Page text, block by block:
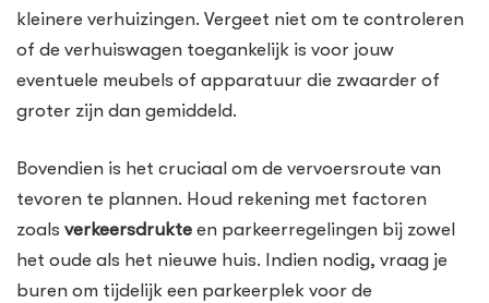
kleinere verhuizingen. Vergeet niet om te controleren
of de verhuiswagen toegankelijk is voor jouw
eventuele meubels of apparatuur die zwaarder of
groter zijn dan gemiddeld.
Bovendien is het cruciaal om de vervoersroute van
tevoren te plannen. Houd rekening met factoren
zoals verkeersdrukte en parkeerregelingen bij zowel
het oude als het nieuwe huis. Indien nodig, vraag je
buren om tijdelijk een parkeerplek voor de